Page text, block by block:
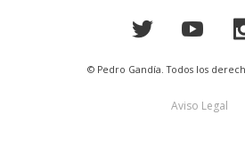
© Pedro Gandía. Todos los
Aviso Legal